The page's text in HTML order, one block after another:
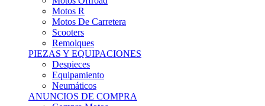
Motos R
Motos De Carretera
Scooters
Remolques
PIEZAS Y EQUIPACIONES
Despieces
Equipamiento
Neumáticos
ANUNCIOS DE COMPRA